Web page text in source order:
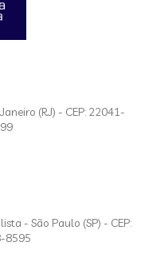
(RJ) - CEP: 22041-
- São Paulo (SP) - CEP:
8595